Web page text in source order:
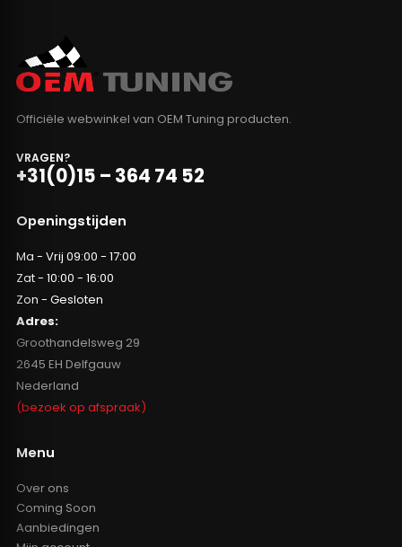
Officiële webwinkel van OEM Tuning producten.
VRAGEN?
+31(0)15 – 364 74 52
Openingstijden
Ma - Vrij 09:00 - 17:00
Zat - 10:00 - 16:00
Zon - Gesloten
Adres:
Groothandelsweg 29
2645 EH Delfgauw
Nederland
(bezoek op afspraak)
Menu
Over ons
Coming Soon
Aanbiedingen